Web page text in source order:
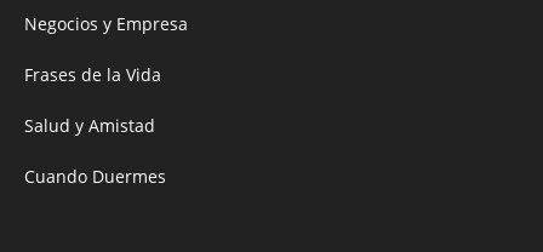
Negocios y Empresa
Frases de la Vida
Salud y Amistad
Cuando Duermes